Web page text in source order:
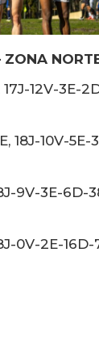
ZONA
17J-12V-3E-
18J-10V-5E-
9V-3E-6D-
0V-2E-